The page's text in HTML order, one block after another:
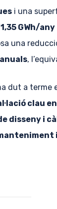
i una
1,35 GWh/any
una
,
dut a
clau
disseny i